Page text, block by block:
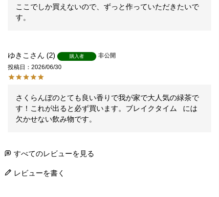
ここでしか買えないので、ずっと作っていただきたいで
す。
ゆきこ 2 購入者
非公開
投稿日
2026/06/30
さくらんぼのとても良い香りで我が家で大人気の緑茶で
す！これが出ると必ず買います。ブレイクタイム   には
欠かせない飲み物です。
すべてのレビューを見る
レビューを書く